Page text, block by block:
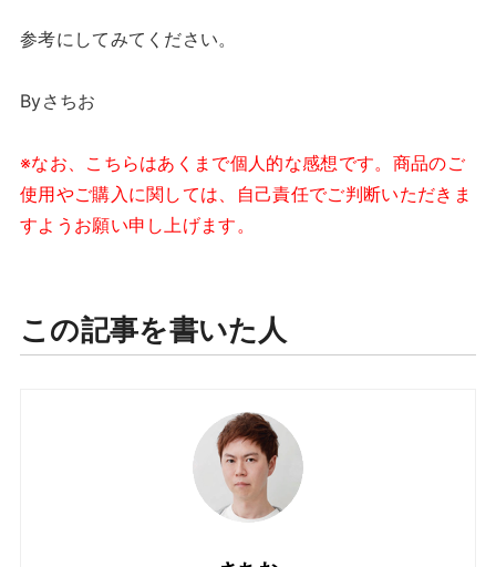
参考にしてみてください。
Byさちお
※なお、こちらはあくまで個人的な感想です。商品のご
使用やご購入に関しては、自己責任でご判断いただきま
すようお願い申し上げます。
この記事を書いた人